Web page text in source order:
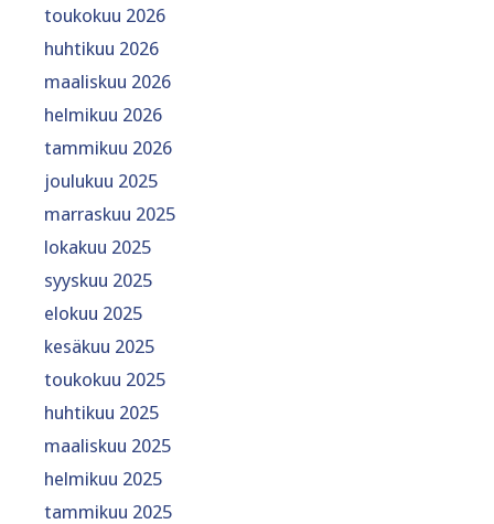
toukokuu 2026
huhtikuu 2026
maaliskuu 2026
helmikuu 2026
tammikuu 2026
joulukuu 2025
marraskuu 2025
lokakuu 2025
syyskuu 2025
elokuu 2025
kesäkuu 2025
toukokuu 2025
huhtikuu 2025
maaliskuu 2025
helmikuu 2025
tammikuu 2025